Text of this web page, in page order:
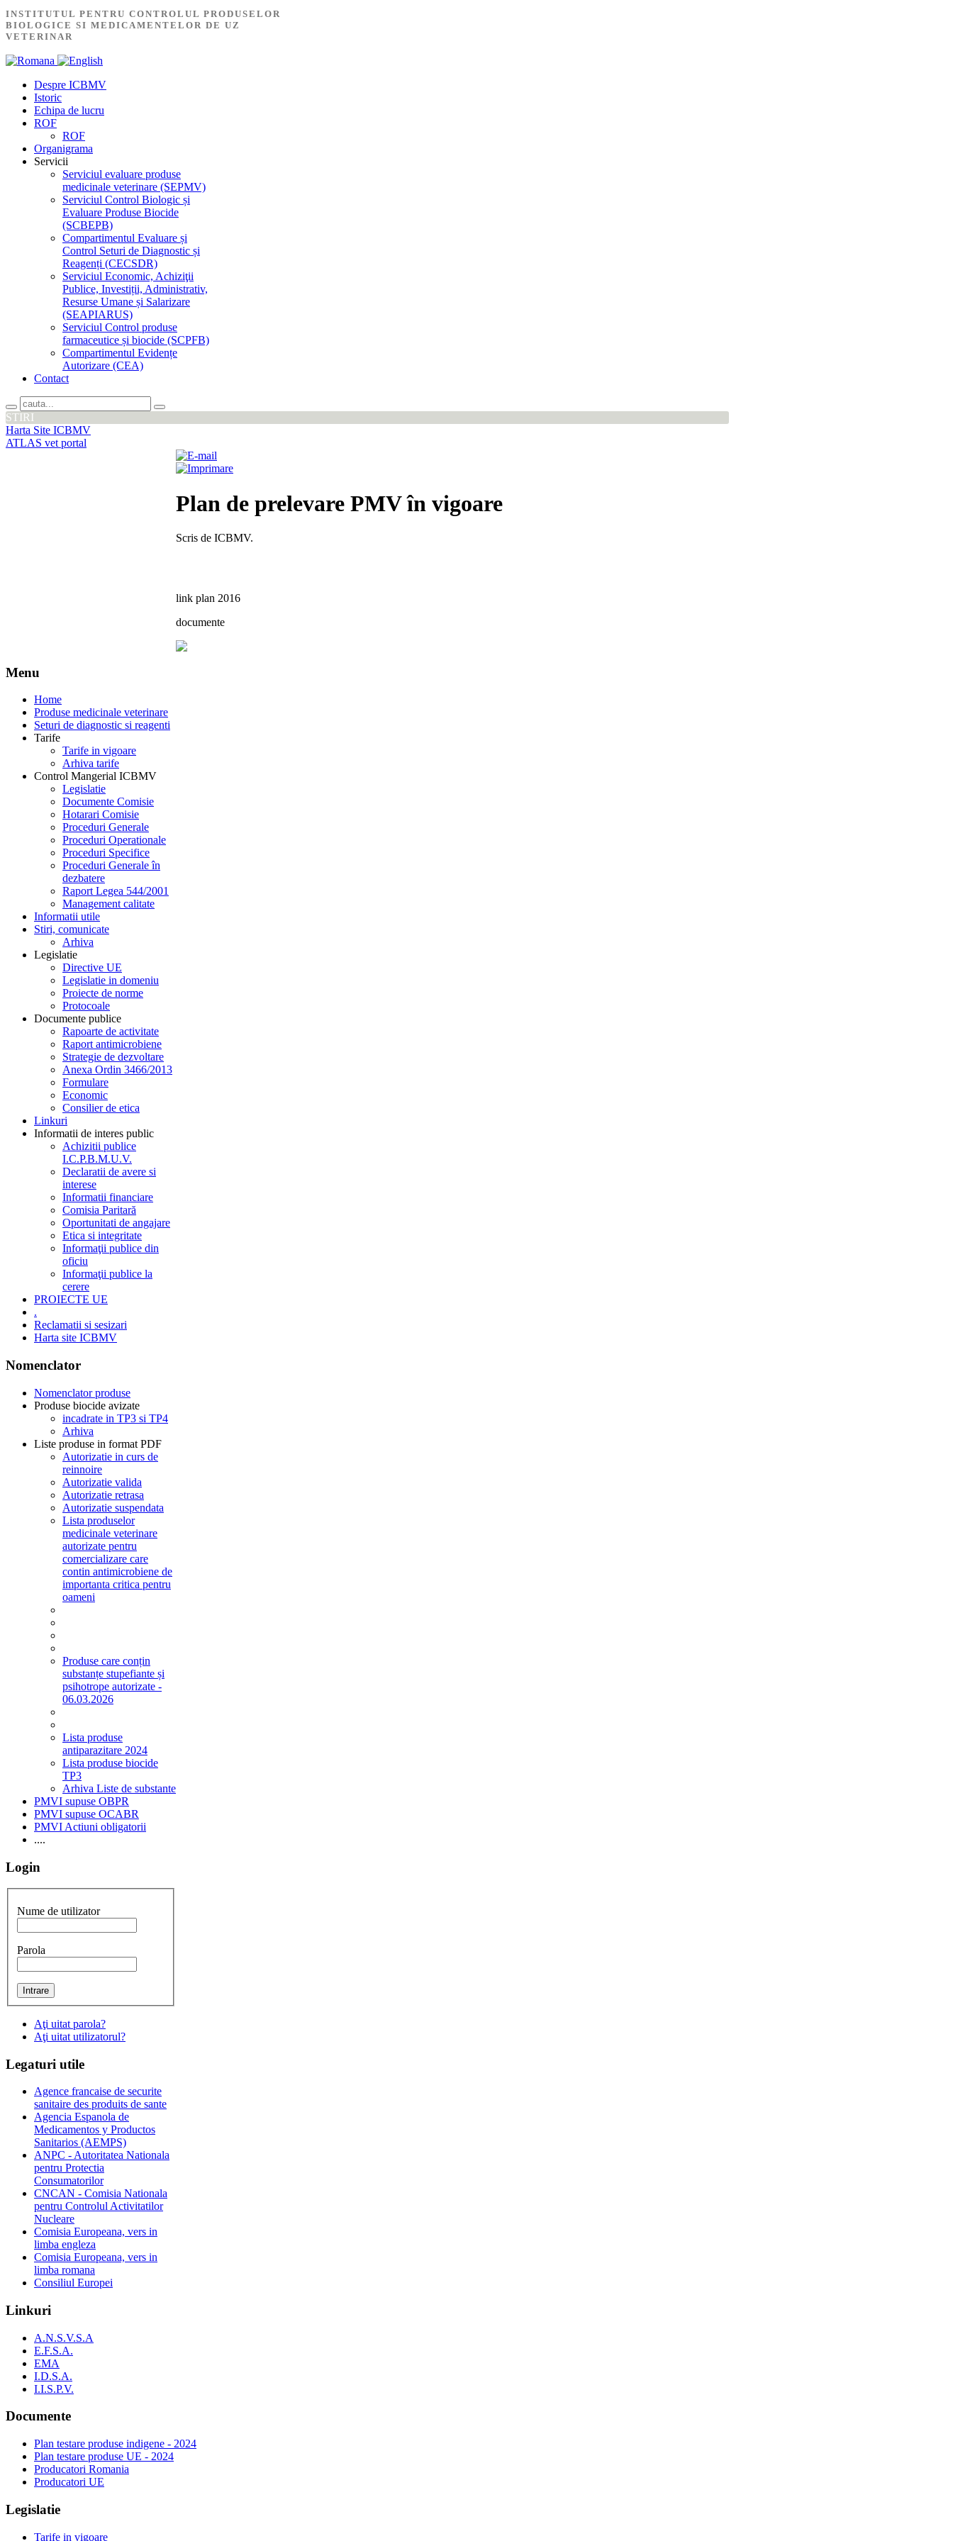
INSTITUTUL PENTRU CONTROLUL PRODUSELOR
BIOLOGICE SI MEDICAMENTELOR DE UZ
VETERINAR
Despre ICBMV
Istoric
Echipa de lucru
ROF
ROF
Organigrama
Servicii
Serviciul evaluare produse
medicinale veterinare (SEPMV)
Serviciul Control Biologic și
Evaluare Produse Biocide
(SCBEPB)
Compartimentul Evaluare și
Control Seturi de Diagnostic și
Reagenți (CECSDR)
Serviciul Economic, Achiziţii
Publice, Investiții, Administrativ,
Resurse Umane și Salarizare
(SEAPIARUS)
Serviciul Control produse
farmaceutice și biocide (SCPFB)
Compartimentul Evidențe
Autorizare (CEA)
Contact
STIRI
Harta Site ICBMV
ATLAS vet portal
Plan de prelevare PMV în vigoare
Scris de ICBMV.
link plan 2016
documente
Menu
Home
Produse medicinale veterinare
Seturi de diagnostic si reagenti
Tarife
Tarife in vigoare
Arhiva tarife
Control Mangerial ICBMV
Legislatie
Documente Comisie
Hotarari Comisie
Proceduri Generale
Proceduri Operationale
Proceduri Specifice
Proceduri Generale în
dezbatere
Raport Legea 544/2001
Management calitate
Informatii utile
Stiri, comunicate
Arhiva
Legislatie
Directive UE
Legislatie in domeniu
Proiecte de norme
Protocoale
Documente publice
Rapoarte de activitate
Raport antimicrobiene
Strategie de dezvoltare
Anexa Ordin 3466/2013
Formulare
Economic
Consilier de etica
Linkuri
Informatii de interes public
Achizitii publice
I.C.P.B.M.U.V.
Declaratii de avere si
interese
Informatii financiare
Comisia Paritară
Oportunitati de angajare
Etica si integritate
Informaţii publice din
oficiu
Informaţii publice la
cerere
PROIECTE UE
.
Reclamatii si sesizari
Harta site ICBMV
Nomenclator
Nomenclator produse
Produse biocide avizate
incadrate in TP3 si TP4
Arhiva
Liste produse in format PDF
Autorizatie in curs de
reinnoire
Autorizatie valida
Autorizatie retrasa
Autorizatie suspendata
Lista produselor
medicinale veterinare
autorizate pentru
comercializare care
contin antimicrobiene de
importanta critica pentru
oameni
Produse care conțin
substanțe stupefiante și
psihotrope autorizate -
06.03.2026
Lista produse
antiparazitare 2024
Lista produse biocide
TP3
Arhiva Liste de substante
PMVI supuse OBPR
PMVI supuse OCABR
PMVI Actiuni obligatorii
....
Login
Nume de utilizator
Parola
Aţi uitat parola?
Aţi uitat utilizatorul?
Legaturi utile
Agence francaise de securite
sanitaire des produits de sante
Agencia Espanola de
Medicamentos y Productos
Sanitarios (AEMPS)
ANPC - Autoritatea Nationala
pentru Protectia
Consumatorilor
CNCAN - Comisia Nationala
pentru Controlul Activitatilor
Nucleare
Comisia Europeana, vers in
limba engleza
Comisia Europeana, vers in
limba romana
Consiliul Europei
Linkuri
A.N.S.V.S.A
E.F.S.A.
EMA
I.D.S.A.
I.I.S.P.V.
Documente
Plan testare produse indigene - 2024
Plan testare produse UE - 2024
Producatori Romania
Producatori UE
Legislatie
Tarife in vigoare